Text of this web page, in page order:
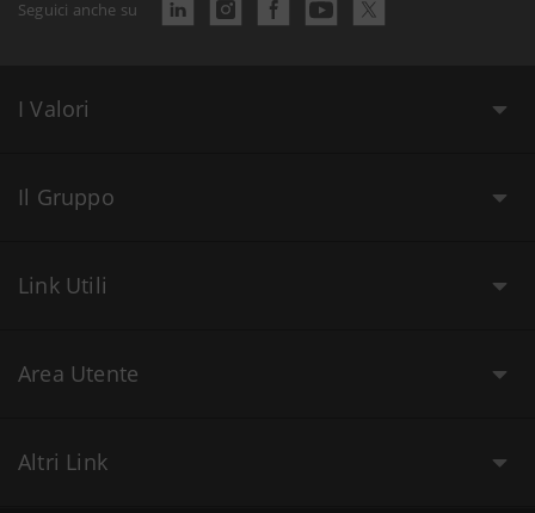
Seguici anche su
I Valori
Il Gruppo
Link Utili
Area Utente
Altri Link